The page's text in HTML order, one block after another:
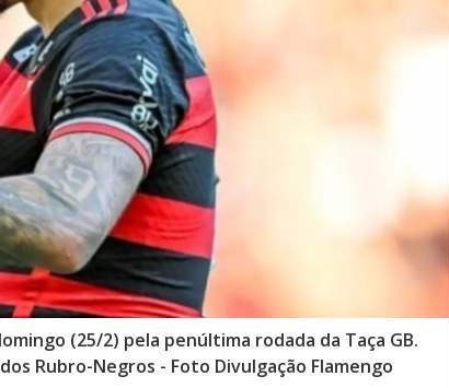
(25/2) pela penúltima rodada da Taça GB.
Rubro-Negros - Foto Divulgação Flamengo